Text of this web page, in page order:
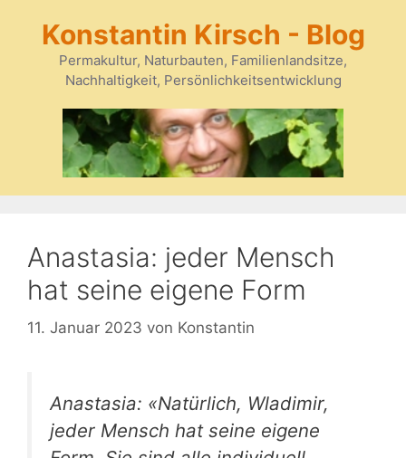
springen
Konstantin Kirsch - Blog
Permakultur, Naturbauten, Familienlandsitze,
Nachhaltigkeit, Persönlichkeitsentwicklung
Anastasia: jeder Mensch
hat seine eigene Form
11. Januar 2023 von Konstantin
Anastasia: «Natürlich, Wladimir,
jeder Mensch hat seine eigene